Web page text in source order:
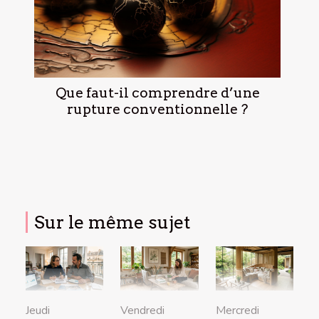
Que faut-il comprendre d’une
rupture conventionnelle ?
Sur le même sujet
Jeudi Vendredi Mercredi